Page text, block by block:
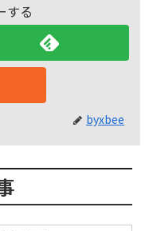
する
byxbee